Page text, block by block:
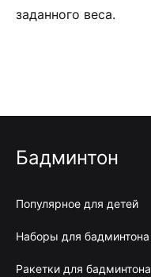
заданного веса.
Бадминтон
Популярное для детей
Наборы для бадминтона
Ракетки для бадминтона